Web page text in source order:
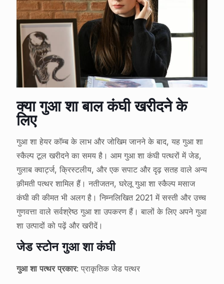
क्या गुआ शा बाल कंघी खरीदने के
लिए
गुआ शा हेयर कॉम्ब के लाभ और जोखिम जानने के बाद, यह गुआ शा
स्कैल्प टूल खरीदने का समय है। आम गुआ शा कंघी पत्थरों में जेड,
गुलाब क्वार्ट्ज, क्रिस्टलीय, और एक सपाट और दृढ़ सतह वाले अन्य
क़ीमती पत्थर शामिल हैं। नतीजतन, घरेलू गुआ शा स्कैल्प मसाज
कंघी की कीमत भी अलग है। निम्नलिखित 2021 में सस्ती और उच्च
गुणवत्ता वाले सर्वश्रेष्ठ गुआ शा उपकरण हैं। बालों के लिए अपने गुआ
शा उत्पादों को पढ़ें और खरीदें।
जेड स्टोन गुआ शा कंघी
गुआ शा पत्थर प्रकार: प्राकृतिक जेड पत्थर